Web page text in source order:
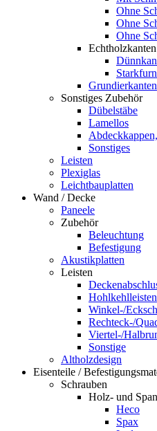
Ohne
Ohne
Ohne
Echtholzkanten
Grundierkanten
Sonstiges Zubehör
Dübelstäbe
Lamellos
Sonstiges
Leisten
Plexiglas
Leichtbauplatten
Wand / Decke
Paneele
Zubehör
Beleuchtung
Befestigung
Akustikplatten
Leisten
Hohlkehlleisten
Winkel-/
Rechteck-/
Viertel-/
Sonstige
Altholzdesign
Eisenteile /
Schrauben
Holz- und
Heco
Spax